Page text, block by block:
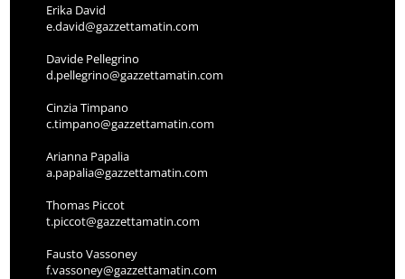
Erika David
e.david@gazzettamatin.com
Davide Pellegrino
d.pellegrino@gazzettamatin.com
Cinzia Timpano
c.timpano@gazzettamatin.com
Arianna Papalia
a.papalia@gazzettamatin.com
Thomas Piccot
t.piccot@gazzettamatin.com
Fausto Vassoney
f.vassoney@gazzettamatin.com